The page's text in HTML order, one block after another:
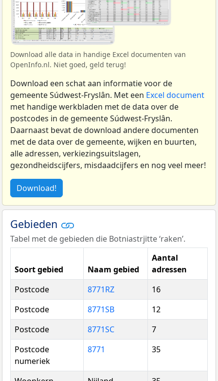
Download alle data in handige Excel documenten van
OpenInfo.nl. Niet goed, geld terug!
Download een schat aan informatie voor de
gemeente Súdwest-Fryslân. Met een Excel document
met handige werkbladen met de data over de
postcodes in de gemeente Súdwest-Fryslân.
Daarnaast bevat de download andere documenten
met de data over de gemeente, wijken en buurten,
alle adressen, verkiezingsuitslagen,
gezondheidscijfers, misdaadcijfers en nog veel meer!
Download!
Gebieden
Tabel met de gebieden die Botniastrjitte ‘raken’.
Soort gebied Naam gebied
Aantal
adressen
Postcode
8771RZ
16
Postcode
8771SB
12
Postcode
8771SC
7
Postcode
numeriek
8771 35